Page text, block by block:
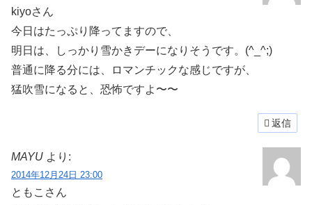
kiyoさん
今日はたっぷり降ってますので、
明日は、しっかり雪かきデーになりそうです。(^_^;)
普通に降る分には、ロマンチックな感じですが、
猛吹雪になると、恐怖ですよ〜〜
返信
MAYU より:
2014年12月24日 23:00
ともこさん